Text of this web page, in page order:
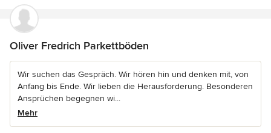
Oliver Fredrich Parkettböden
Wir suchen das Gespräch. Wir hören hin und denken mit, von
Anfang bis Ende. Wir lieben die Herausforderung. Besonderen
Ansprüchen begegnen wi...
Mehr